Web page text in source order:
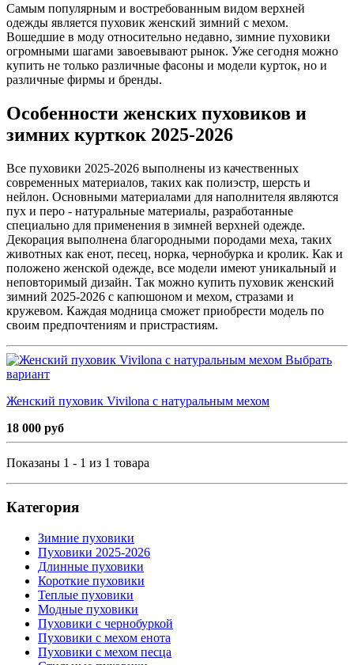
Самым популярным и востребованным видом верхней
одежды является пуховик женский зимний с мехом.
Вошедшие в моду относительно недавно, зимние пуховики
огромными шагами завоевывают рынок. Уже сегодня можно
купить не только различные фасоны и модели курток, но и
различные фирмы и бренды.
Особенности женских пуховиков и
зимних курткок 2025-2026
Все пуховики 2025-2026 выполнены из качественных
современных материалов, таких как полиэстр, шерсть и
нейлон. Основными материалами для наполнителя являются
пух и перо - натуральные материалы, разработанные
специально для применения в зимней верхней одежде.
Декорация выполнена благородными породами меха, таких
животных как енот, песец, норка, чернобурка и кролик. Как и
положено женской одежде, все модели имеют уникальный и
неповторимый дизайн. Так можно купить пуховик женский
зимний 2025-2026 с капюшоном и мехом, стразами и
кружевом. Каждая модница сможет приобрести модель по
своим предпочтениям и пристрастиям.
Выбрать
вариант
Женский пуховик Vivilona с натуральным мехом
18 000 руб
Показаны 1 - 1 из 1 товара
Категория
Зимние пуховики
Пуховики 2025-2026
Длинные пуховики
Короткие пуховики
Теплые пуховики
Модные пуховики
Пуховики с чернобуркой
Пуховики с мехом енота
Пуховики с мехом песца